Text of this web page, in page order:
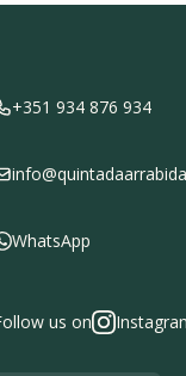
+351 934 876 934
WhatsApp
us on